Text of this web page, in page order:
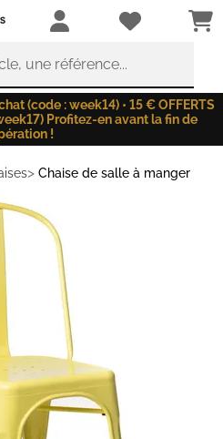
une référence...
(code : week14) • 15 € OFFERTS
Profitez-en avant la fin de
!
> Chaise de salle à manger